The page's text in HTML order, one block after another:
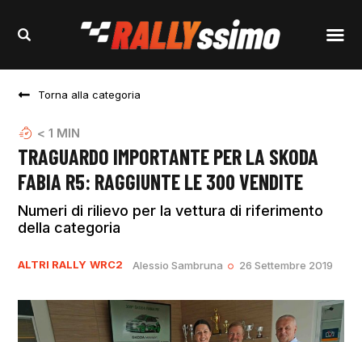
Torna alla categoria
< 1 MIN
TRAGUARDO IMPORTANTE PER LA SKODA
FABIA R5: RAGGIUNTE LE 300 VENDITE
Numeri di rilievo per la vettura di riferimento
della categoria
ALTRI RALLY WRC2 Alessio Sambruna 26 Settembre 2019